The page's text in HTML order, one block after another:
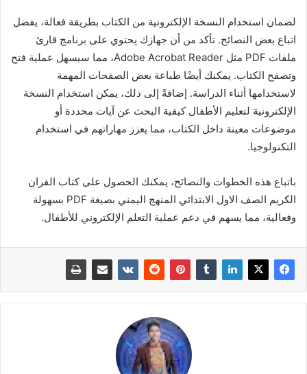
لضمان استخدام النسخة الإلكترونية من الكتاب بطريقة فعالة، يفضل
اتباع بعض النصائح. تأكد من أن جهازك يحتوي على برنامج قارئ
ملفات PDF مثل Adobe Acrobat Reader، مما سيسهل عملية فتح
وتصفح الكتاب. يمكنك أيضًا طباعة بعض الصفحات المهمة
لاستخدامها أثناء الدراسة. إضافةً إلى ذلك، يمكن استخدام النسخة
الإلكترونية لتعليم الأطفال كيفية البحث عن آيات محددة أو
موضوعات معينة داخل الكتاب، مما يعزز مهاراتهم في استخدام
التكنولوجيا.
باتباع هذه الخطوات والنصائح، يمكنك الحصول على كتاب القران
الكريم الصف الاول الابتدائي المنهج اليمني بصيغة PDF بسهولة
وفعالية، مما يسهم في دعم عملية التعلم الإلكتروني للأطفال.